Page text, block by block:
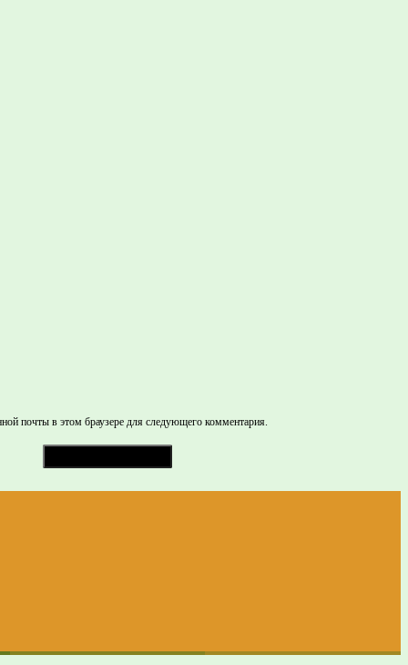
почты в этом браузере для следующего комментария.